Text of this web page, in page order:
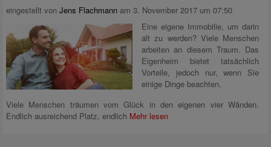
eingestellt von Jens Flachmann am 3. November 2017 um 07:50
Eine eigene Immobilie, um darin
alt zu werden? Viele Menschen
arbeiten an diesem Traum. Das
Eigenheim bietet tatsächlich
Vorteile, jedoch nur, wenn Sie
einige Dinge beachten.
Viele Menschen träumen vom Glück in den eigenen vier Wänden.
Endlich ausreichend Platz, endlich Mehr lesen